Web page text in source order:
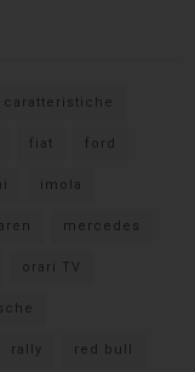
caratteristiche
fiat ford
imola
mercedes
orari TV
rally red bull